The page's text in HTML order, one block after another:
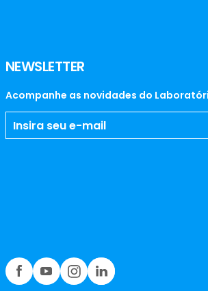
NEWSLETTER
Acompanhe as novidades do